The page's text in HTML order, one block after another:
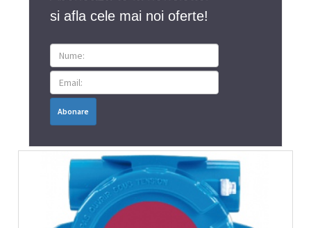
si afla cele mai noi oferte!
Abonare